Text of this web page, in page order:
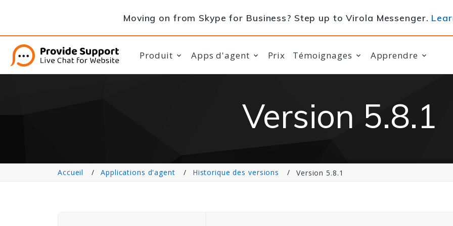
Moving on from Skype for Business? Step up to Virola Messenger.
Produit Apps d'agent Prix Témoignages Apprendre
Version 5.8.1
Accueil Applications d'agent Historique des versions Version 5.8.1